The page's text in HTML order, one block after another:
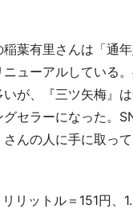
葉有里さんは「通
ューアルしている
が、『三ツ矢梅』
セラーになった。
んの人に手に取っ
リットル＝151円、